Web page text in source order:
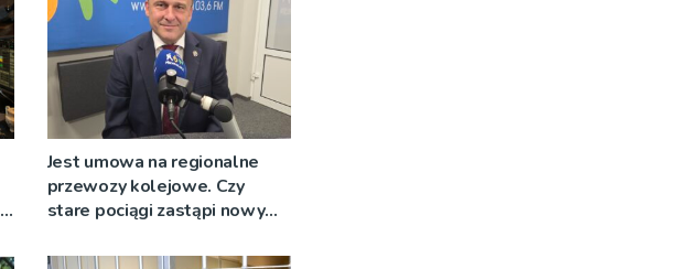
Jest umowa na regionalne
przewozy kolejowe. Czy
stare pociągi zastąpi nowy